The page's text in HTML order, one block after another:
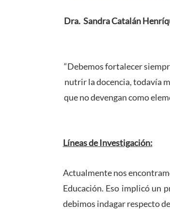
Dra. Sandra Catalán
“Debemos fortalecer
nutrir la docencia, todavía
que no devengan como
Líneas de Investigación:
Actualmente nos
Educación. Eso implicó un
debimos indagar respecto